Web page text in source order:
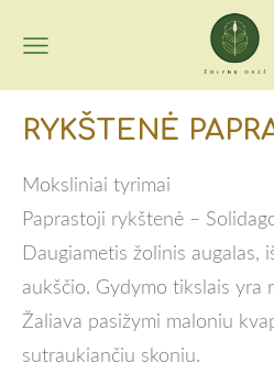
RYKŠTENĖ
Moksliniai tyrimai
Paprastoji rykštenė –
Daugiametis žolinis augalas,
aukščio. Gydymo tikslais yra
Žaliava pasižymi maloniu
sutraukiančiu skoniu.